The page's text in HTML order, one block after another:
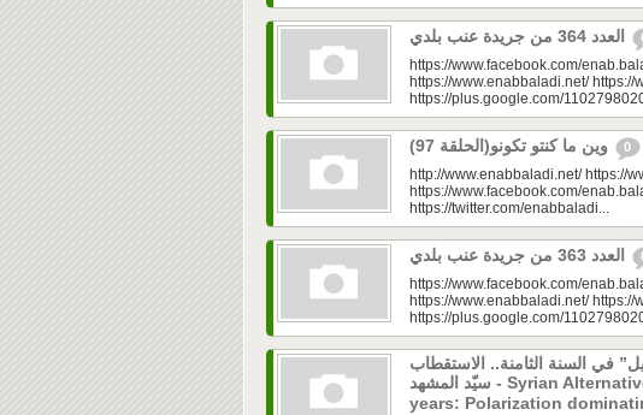
https://www.facebook.com/
https://www.enabbaladi.net/
https://plus.google.com/
0
http://www.enabbaladi.net/ https://
https://www.facebook.com/
https://twitter.com/enabbaladi...
https://www.facebook.com/
https://www.enabbaladi.net/
https://plus.google.com/
في السنة الثامنة.. الاستقطاب
سيّد المشهد - Syrian Alternative Media after eight
years: Polarization